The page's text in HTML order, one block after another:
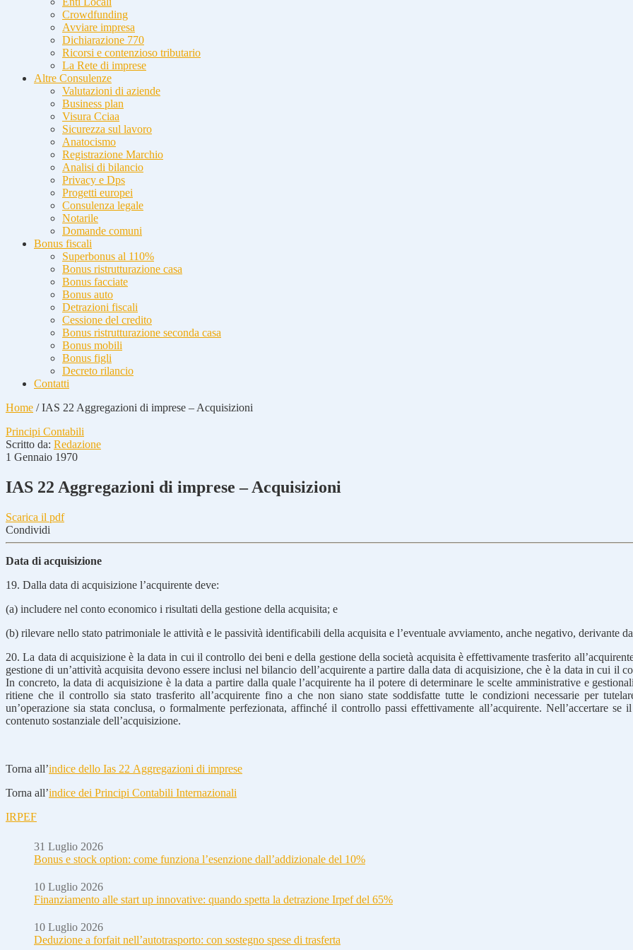
Crowdfunding
Avviare impresa
Dichiarazione 770
Ricorsi e contenzioso tributario
La Rete di imprese
Altre Consulenze
Valutazioni di aziende
Business plan
Visura Cciaa
Sicurezza sul lavoro
Anatocismo
Registrazione Marchio
Analisi di bilancio
Privacy e Dps
Progetti europei
Consulenza legale
Notarile
Domande comuni
Bonus fiscali
Superbonus al 110%
Bonus ristrutturazione casa
Bonus facciate
Bonus auto
Detrazioni fiscali
Cessione del credito
Bonus ristrutturazione seconda casa
Bonus mobili
Bonus figli
Decreto rilancio
Contatti
Home /IAS 22 Aggregazioni di imprese – Acquisizioni
Principi Contabili
Scritto da: Redazione
1 Gennaio 1970
IAS 22 Aggregazioni di imprese – Acquisizioni
Scarica il pdf
Condividi
Data di acquisizione
19. Dalla data di acquisizione l’acquirente deve:
(a) includere nel conto economico i risultati della gestione della acquisita; e
(b) rilevare nello stato patrimoniale le attività e le passività identificabili della acquisita e l’eventuale avviamento, anche negativo, derivante
20. La data di acquisizione è la data in cui il controllo dei beni e della gestione della società acquisita è effettivamente trasferito
gestione di un’attività acquisita devono essere inclusi nel bilancio dell’acquirente a partire dalla data di acquisizione, che è la data in cui il
In concreto, la data di acquisizione è la data a partire dalla quale l’acquirente ha il potere di determinare le scelte amministrative e
ritiene che il controllo sia stato trasferito all’acquirente fino a che non siano state soddisfatte tutte le condizioni necessarie per
un’operazione sia stata conclusa, o formalmente perfezionata, affinché il controllo passi effettivamente all’acquirente. Nell’accertare
contenuto sostanziale dell’acquisizione.
Torna all’indice dello Ias 22 Aggregazioni di imprese
Torna all’indice dei Principi Contabili Internazionali
IRPEF
31 Luglio 2026
Bonus e stock option: come funziona l’esenzione dall’addizionale del 10%
10 Luglio 2026
Finanziamento alle start up innovative: quando spetta la detrazione Irpef del 65%
10 Luglio 2026
Deduzione a forfait nell’autotrasporto: con sostegno spese di trasferta